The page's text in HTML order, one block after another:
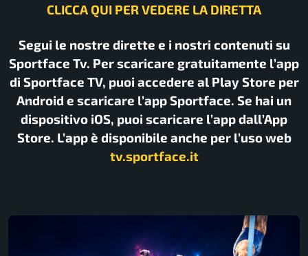
CLICCA QUI PER VEDERE LA DIRETTA
Segui le nostre dirette e i nostri contenuti su
Sportface Tv. Per scaricare gratuitamente l’app
di Sportface TV, puoi accedere al Play Store per
Android e scaricare l’app Sportface. Se hai un
dispositivo iOS, puoi scaricare l’app dall’App
Store. L’app è disponibile anche per l’uso web
tv.sportface.it